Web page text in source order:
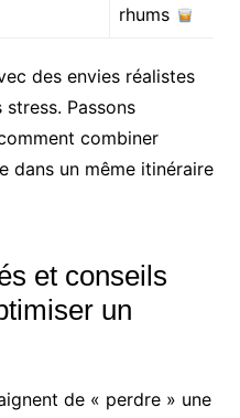
rhums
des envies réalistes
stress. Passons
combiner
dans un même itinéraire
et conseils
un
de « perdre » une